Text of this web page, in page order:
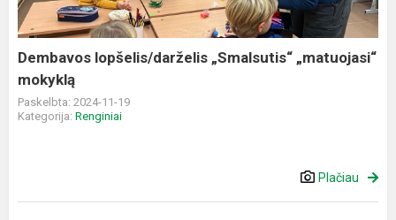
Dembavos lopšelis/darželis „Smalsutis“ „matuojasi“
mokyklą
Paskelbta: 2024-11-19
Kategorija: Renginiai
Plačiau